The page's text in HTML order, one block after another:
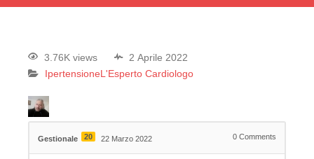
3.76K views
2 Aprile 2022
IpertensioneL'Esperto Cardiologo
Gestionale 20 22 Marzo 2022 0 Comments